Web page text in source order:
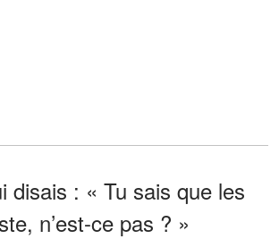
disais : « Tu sais que les
n’est-ce pas ? »